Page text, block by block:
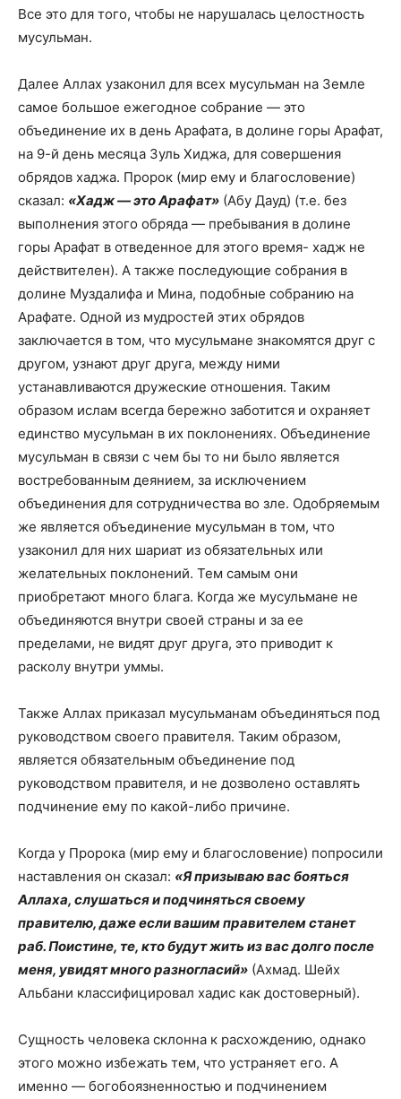
Все это для того, чтобы не нарушалась целостность
мусульман.
Далее Аллах узаконил для всех мусульман на Земле
самое большое ежегодное собрание — это
объединение их в день Арафата, в долине горы Арафат,
на 9-й день месяца Зуль Хиджа, для совершения
обрядов хаджа. Пророк (мир ему и благословение)
сказал: «Хадж — это Арафат» (Абу Дауд) (т.е. без
выполнения этого обряда — пребывания в долине
горы Арафат в отведенное для этого время- хадж не
действителен). А также последующие собрания в
долине Муздалифа и Мина, подобные собранию на
Арафате. Одной из мудростей этих обрядов
заключается в том, что мусульмане знакомятся друг с
другом, узнают друг друга, между ними
устанавливаются дружеские отношения. Таким
образом ислам всегда бережно заботится и охраняет
единство мусульман в их поклонениях. Объединение
мусульман в связи с чем бы то ни было является
востребованным деянием, за исключением
объединения для сотрудничества во зле. Одобряемым
же является объединение мусульман в том, что
узаконил для них шариат из обязательных или
желательных поклонений. Тем самым они
приобретают много блага. Когда же мусульмане не
объединяются внутри своей страны и за ее
пределами, не видят друг друга, это приводит к
расколу внутри уммы.
Также Аллах приказал мусульманам объединяться под
руководством своего правителя. Таким образом,
является обязательным объединение под
руководством правителя, и не дозволено оставлять
подчинение ему по какой-либо причине.
Когда у Пророка (мир ему и благословение) попросили
наставления он сказал: «Я призываю вас бояться
Аллаха, слушаться и подчиняться своему
правителю, даже если вашим правителем станет
раб. Поистине, те, кто будут жить из вас долго после
меня, увидят много разногласий» (Ахмад. Шейх
Альбани классифицировал хадис как достоверный).
Сущность человека склонна к расхождению, однако
этого можно избежать тем, что устраняет его. А
именно — богобоязненностью и подчинением